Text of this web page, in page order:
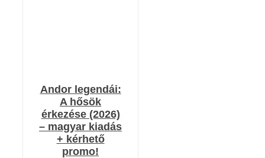
Andor legendái:
A hősök
érkezése (2026)
– magyar kiadás
+ kérhető
promo!